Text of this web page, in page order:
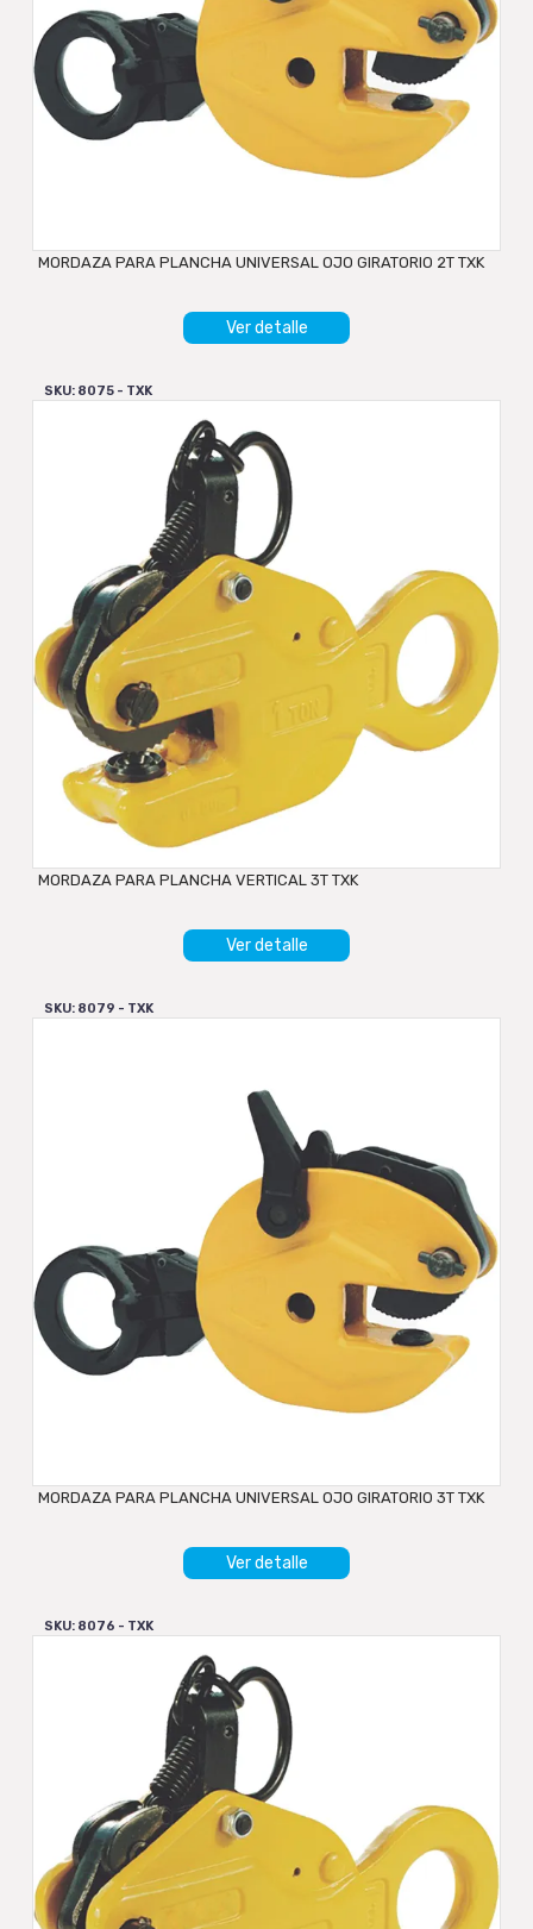
MORDAZA PARA PLANCHA UNIVERSAL OJO GIRATORIO 2T TXK
Ver detalle
SKU: 8075 - TXK
MORDAZA PARA PLANCHA VERTICAL 3T TXK
Ver detalle
SKU: 8079 - TXK
MORDAZA PARA PLANCHA UNIVERSAL OJO GIRATORIO 3T TXK
Ver detalle
SKU: 8076 - TXK